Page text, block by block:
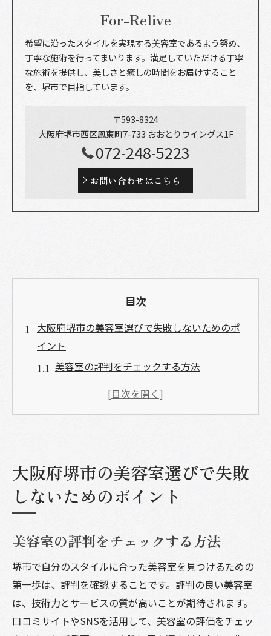
For-Relive
希望に沿ったスタイルを実現する美容室であるよう努め、
丁寧な施術を行ってまいります。満足していただける丁寧
な施術を提供し、美しさと癒しの時間をお届けすること
を、堺市で目指しています。
〒593-8324
大阪府堺市西区鳳東町7-733 おおとりウイングス1F
072-248-5223
お問い合わせはこちら
目次
大阪府堺市の美容室選びで失敗しないためのポ
イント
美容室の評判をチェックする方法
自分の髪質に合ったサロンを見つけるコツ
アクセスの良さと営業時間の選び方
口コミを活用した美容室選びの秘訣
堺市で話題の美容室が提案する最新トレンドス
今季注目のヘアスタイルとは
堺市で人気のカラーリングテクニック
トレンドを取り入れたヘアカットの特徴
美容室が提供する季節ごとのおすすめスタ
イル
大阪府堺市の美容室選びで失敗
しないためのポイント
美容室の評判をチェックする方法
堺市で自分のスタイルに合った美容室を見つけるための
第一歩は、評判を確認することです。評判の良い美容室
は、技術力とサービスの質が高いことが期待されます。
口コミサイトやSNSを活用して、美容室の評価をチェッ